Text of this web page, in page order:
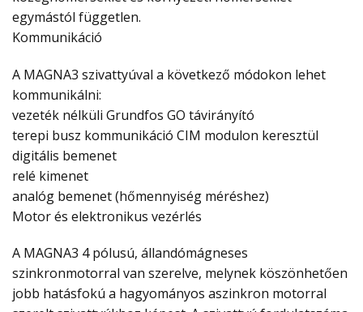
egymástól független.
Kommunikáció
A MAGNA3 szivattyúval a következő módokon lehet
kommunikálni:
vezeték nélküli Grundfos GO távirányító
terepi busz kommunikáció CIM modulon keresztül
digitális bemenet
relé kimenet
analóg bemenet (hőmennyiség méréshez)
Motor és elektronikus vezérlés
A MAGNA3 4 pólusú, állandómágneses
szinkronmotorral van szerelve, melynek köszönhetően
jobb hatásfokú a hagyományos aszinkron motorral